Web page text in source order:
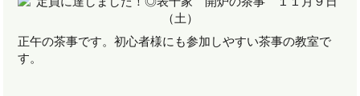
正午の茶事です。初心者様にも参加しやすい茶事の教室で
す。